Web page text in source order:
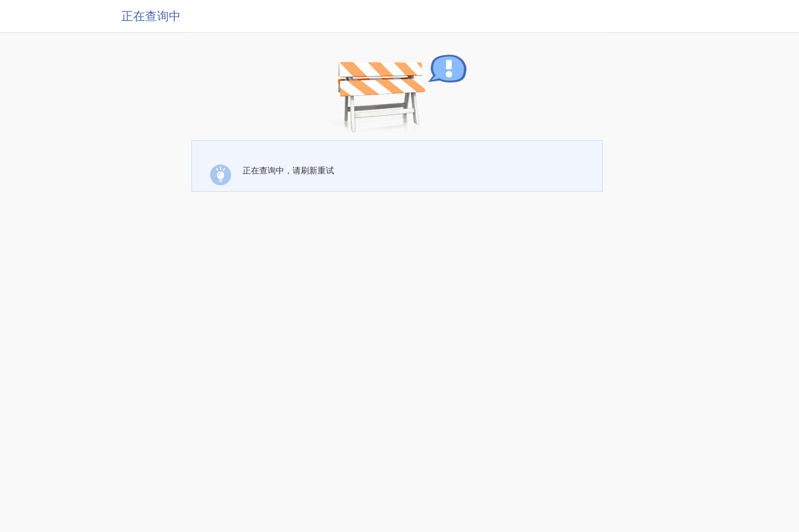
正在查询中
正在查询中，请刷新重试